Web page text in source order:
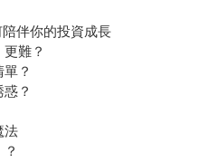
伴你的投資成長
難？
？
？
法